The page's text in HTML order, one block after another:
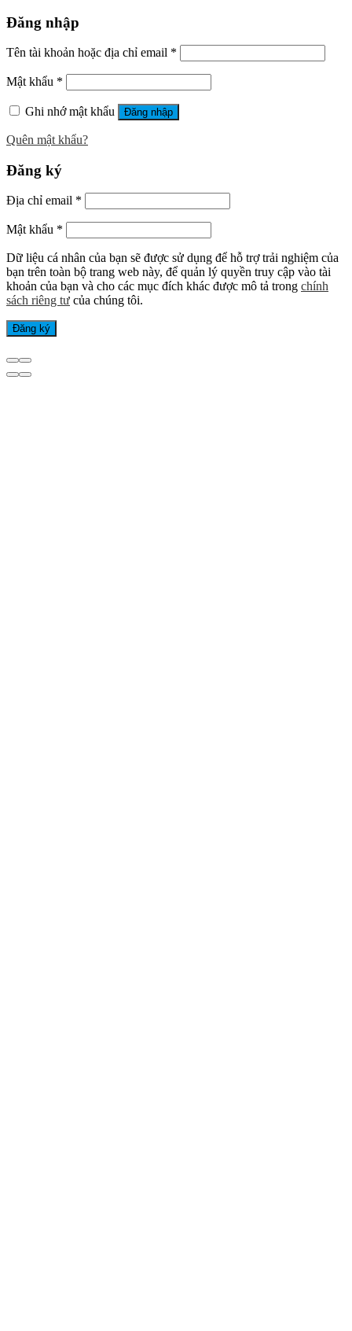
Đăng nhập
Tên tài khoản hoặc địa chỉ email *
Mật khẩu *
Ghi nhớ mật khẩu Đăng nhập
Quên mật khẩu?
Đăng ký
Địa chỉ email *
Mật khẩu *
Dữ liệu cá nhân của bạn sẽ được sử dụng để hỗ trợ trải nghiệm của
bạn trên toàn bộ trang web này, để quản lý quyền truy cập vào tài
khoản của bạn và cho các mục đích khác được mô tả trong chính
sách riêng tư của chúng tôi.
Đăng ký